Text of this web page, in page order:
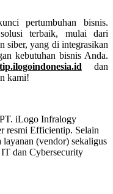
pertumbuhan bisnis.
terbaik, mulai dari
siber, yang di integrasikan
kebutuhan bisnis Anda.
dan
kami!
iLogo Infralogy
resmi Efficientip. Selain
layanan (vendor) sekaligus
dan Cybersecurity